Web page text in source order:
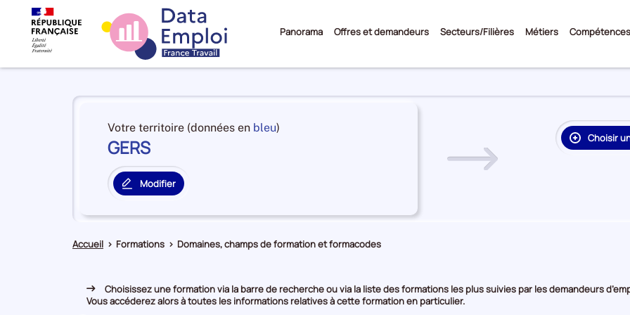
Panorama
Sous-
Offres et demandeurs Secteurs/Filières Métiers Compétences
Panorama
territoireVotre territoire (données en bleu)
de
GERS
Modifier
le
principal
Choisir
Accueil > Formations > Domaines, champs de formation et formacodes
Choisissez une formation via la barre de recherche ou via la liste des formations les plus suivies par les demandeurs
Vous accéderez alors à toutes les informations relatives à cette formation en particulier.